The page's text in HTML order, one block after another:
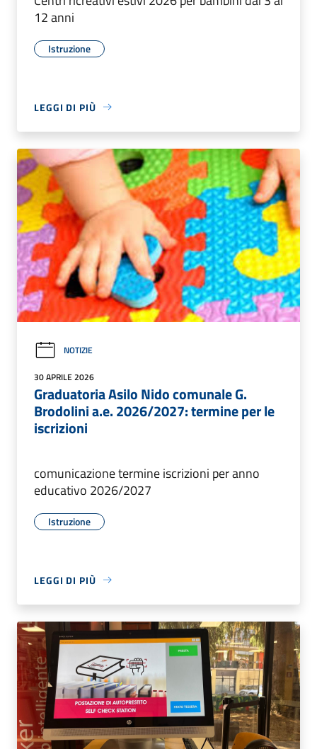
12 anni
Istruzione
LEGGI DI PIÙ
NOTIZIE
30 APRILE 2026
Graduatoria Asilo Nido comunale G.
Brodolini a.e. 2026/2027: termine per le
iscrizioni
comunicazione termine iscrizioni per anno
educativo 2026/2027
Istruzione
LEGGI DI PIÙ